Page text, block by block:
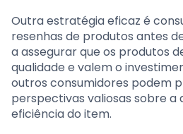
Outra estratégia eficaz é
resenhas de produtos antes
a assegurar que os produtos
qualidade e valem o
outros consumidores podem
perspectivas valiosas sobre a
eficiência do item.